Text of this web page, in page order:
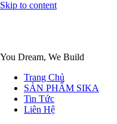
Skip to content
You Dream, We Build
Trang Chủ
SẢN PHẨM SIKA
Tin Tức
Liên Hệ